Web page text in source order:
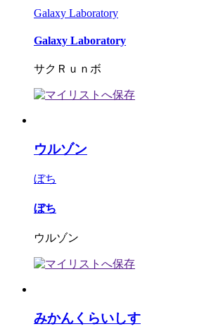
Galaxy Laboratory
Galaxy Laboratory
サクＲｕｎボ
ウルゾン
ぼち
ぼち
ウルゾン
みかんくらいしす